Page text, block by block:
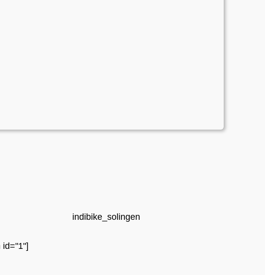
indibike_solingen
id="1"]